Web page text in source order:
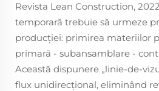
Revista Lean Construction, 2022
temporară trebuie să urmeze
producției: primirea materiilor
primară - subansamblare -
Această dispunere „linie-de-
flux unidirecțional, eliminând